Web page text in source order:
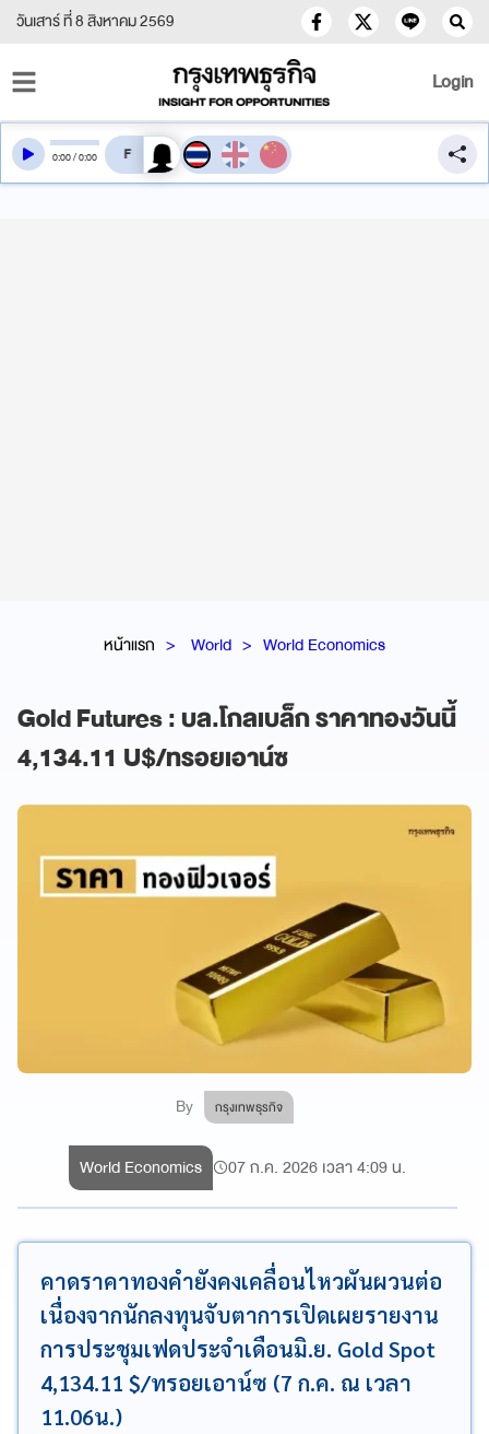
วันเสาร์ ที่ 8 สิงหาคม 2569
Login
หน้าแรก World World Economics
Gold Futures : บล.โกลเบล็ก ราคาทองวันนี้
4,134.11 U$/ทรอยเอาน์ซ
By กรุงเทพธุรกิจ
0:00/0:00 สลับเสียงอ่าน
World Economics 07 ก.ค. 2026 เวลา 4:09 น.
คาดราคาทองคำยังคงเคลื่อนไหวผันผวนต่อ
เนื่องจากนักลงทุนจับตาการเปิดเผยรายงาน
การประชุมเฟดประจำเดือนมิ.ย. Gold Spot
4,134.11 $/ทรอยเอาน์ซ (7 ก.ค. ณ เวลา
11.06น.)